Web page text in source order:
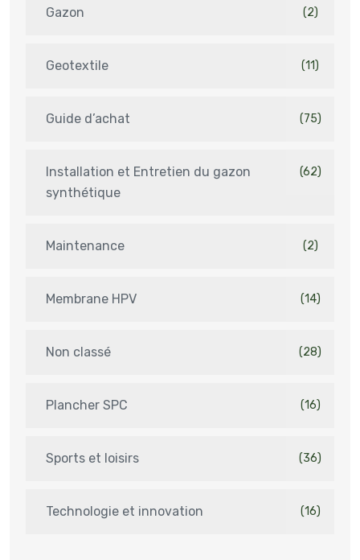
Gazon (2)
Geotextile (11)
Guide d’achat (75)
Installation et Entretien du gazon
synthétique
(62)
Maintenance (2)
Membrane HPV (14)
Non classé (28)
Plancher SPC (16)
Sports et loisirs (36)
Technologie et innovation (16)